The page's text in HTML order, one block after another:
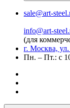
sale@art-
info@art-
(для
г. Москва,
Пн. – Пт.: с